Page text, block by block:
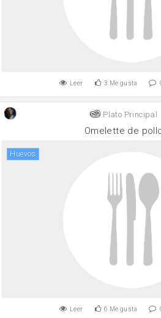
Leer 3 Me gusta
Plato Principal
Omelette de
huevos
Leer 6 Me gusta